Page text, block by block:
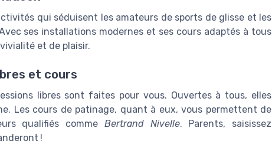
qui séduisent les amateurs de sports de glisse et les
ses installations modernes et ses cours adaptés à tous
et de plaisir.
et cours
libres sont faites pour vous. Ouvertes à tous, elles
Les cours de patinage, quant à eux, vous permettent de
qualifiés comme Bertrand Nivelle. Parents, saisissez
!